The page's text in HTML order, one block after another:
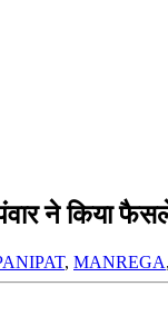
ने किया
, MANREGA,